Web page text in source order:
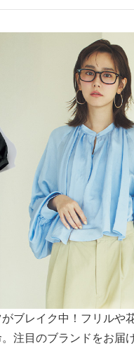
ブレイク中！フリルや
注目のブランドをお届